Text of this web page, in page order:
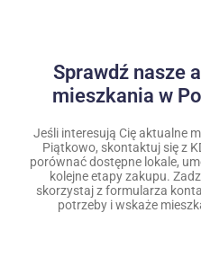
Sprawdź nasze
mieszkania w
Jeśli interesują Cię aktualne
Piątkowo, skontaktuj się z
porównać dostępne lokale,
kolejne etapy zakupu.
skorzystaj z formularza
potrzeby i wskaże